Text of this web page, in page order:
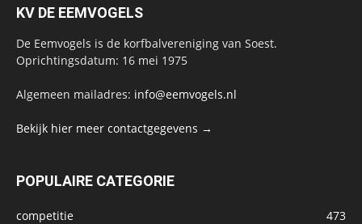
KV DE EEMVOGELS
De Eemvogels is de korfbalvereniging van Soest.
Oprichtingsdatum: 16 mei 1975
Algemeen mailadres: info@eemvogels.nl
Bekijk hier meer contactgegevens →
POPULAIRE CATEGORIE
competitie
473